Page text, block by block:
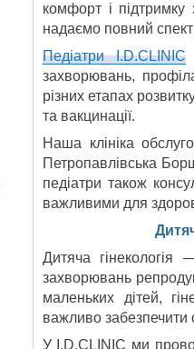
комфорт і
надаємо повний
Педіатри I.D.CLINIC
захворювань,
різних етапах
та вакцинації.
Наша клініка
Петропавлівська
педіатри також
важливими для
Дитяча
захворювань
маленьких дітей,
важливо забезпечити
У I.D.CLINIC ми